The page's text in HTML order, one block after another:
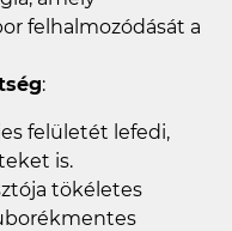
felhalmozódását a
:
felületét lefedi,
is.
tökéletes